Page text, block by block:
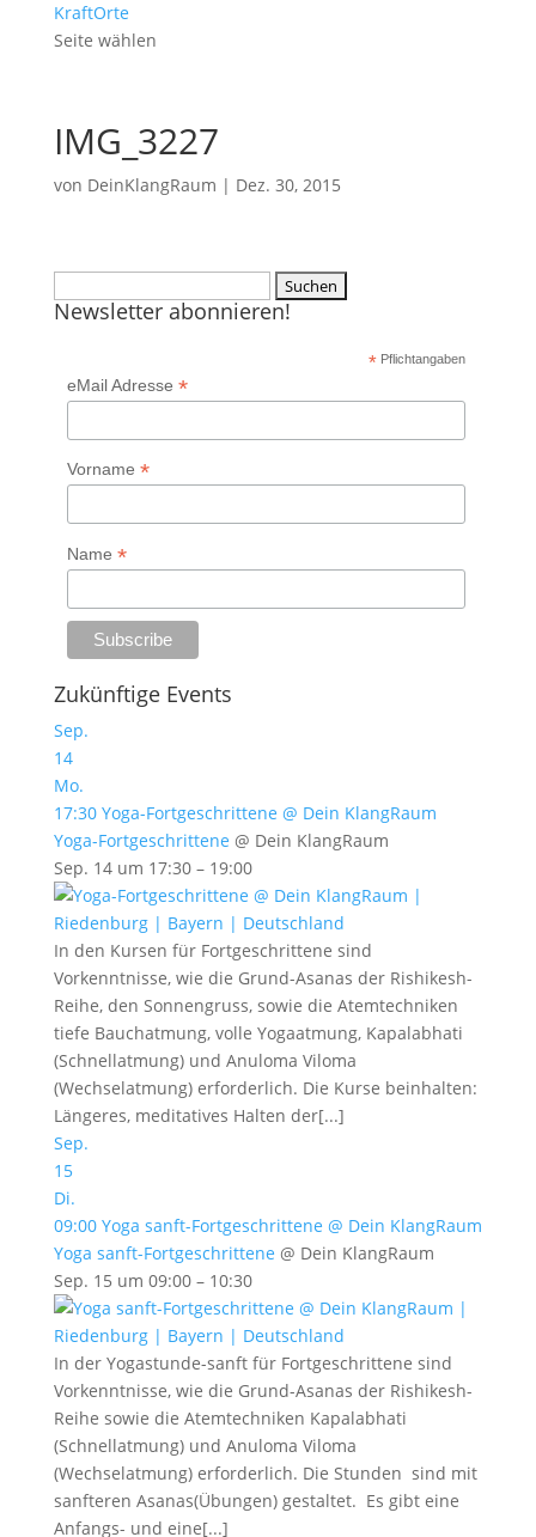
KraftOrte
Seite wählen
IMG_3227
von DeinKlangRaum | Dez. 30, 2015
nach:
Newsletter abonnieren!
* Pflichtangaben
eMail Adresse *
Vorname *
Name *
Zukünftige Events
Sep.
14
Mo.
17:30 Yoga-Fortgeschrittene @ Dein KlangRaum
Yoga-Fortgeschrittene @ Dein KlangRaum
Sep. 14 um 17:30 – 19:00
In den Kursen für Fortgeschrittene sind
Vorkenntnisse, wie die Grund-Asanas der Rishikesh-
Reihe, den Sonnengruss, sowie die Atemtechniken
tiefe Bauchatmung, volle Yogaatmung, Kapalabhati
(Schnellatmung) und Anuloma Viloma
(Wechselatmung) erforderlich. Die Kurse beinhalten:
Längeres, meditatives Halten der[...]
Sep.
15
Di.
09:00 Yoga sanft-Fortgeschrittene @ Dein KlangRaum
Yoga sanft-Fortgeschrittene @ Dein KlangRaum
Sep. 15 um 09:00 – 10:30
In der Yogastunde-sanft für Fortgeschrittene sind
Vorkenntnisse, wie die Grund-Asanas der Rishikesh-
Reihe sowie die Atemtechniken Kapalabhati
(Schnellatmung) und Anuloma Viloma
(Wechselatmung) erforderlich. Die Stunden sind mit
sanfteren Asanas(Übungen) gestaltet. Es gibt eine
Anfangs- und eine[...]